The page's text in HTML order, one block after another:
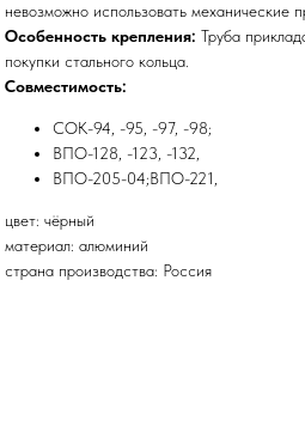
невозможно использовать механические
Особенность крепления: Труба
покупки стального кольца.
Совместимость:
СОК-94, -95, -97, -98;
ВПО-128, -123, -132,
ВПО-205-04;ВПО-221,
цвет: чёрный
материал: алюминий
страна производства: Россия